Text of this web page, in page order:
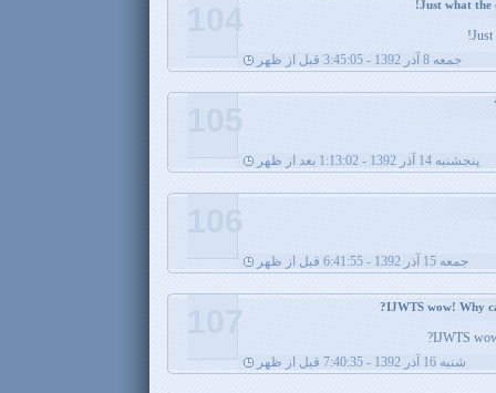
Just
جمعه 8 آذر 1392 - 3:45:05 قبل از ظهر
104
پنجشنبه 14 آذر 1392 - 1:13:02 بعد از ظهر
105
جمعه 15 آذر 1392 - 6:41:55 قبل از ظهر
106
IJWTS
شنبه 16 آذر 1392 - 7:40:35 قبل از ظهر
107